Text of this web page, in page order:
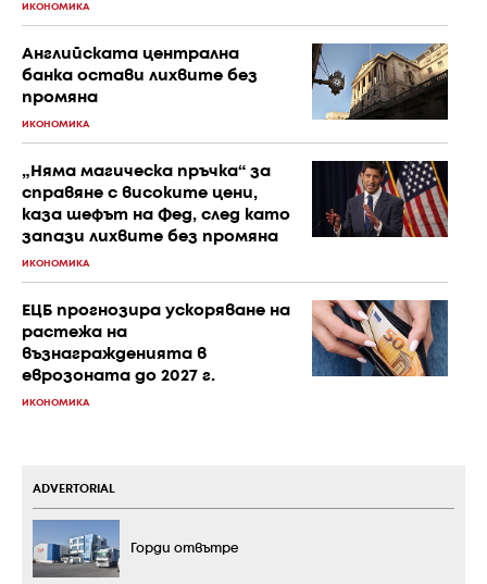
ИКОНОМИКА
Английската централна
банка остави лихвите без
промяна
ИКОНОМИКА
„Няма магическа пръчка“ за
справяне с високите цени,
каза шефът на Фед, след като
запази лихвите без промяна
ИКОНОМИКА
ЕЦБ прогнозира ускоряване на
растежа на
възнагражденията в
еврозоната до 2027 г.
ИКОНОМИКА
ADVERTORIAL
Горди отвътре